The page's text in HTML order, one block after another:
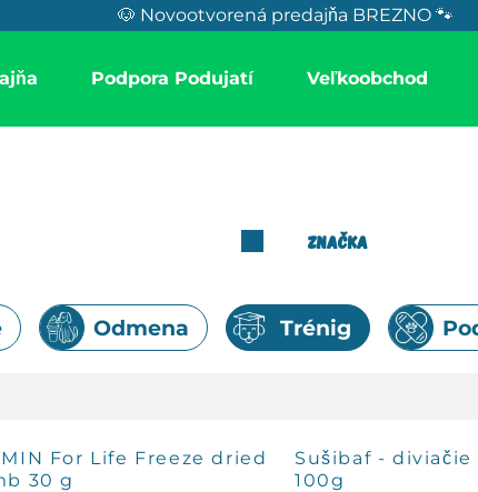
🐶 Novootvorená predajňa BREZNO 🐾
Podpora Podujatí Veľkoobchod
Značka
Odmena Trénig
For Life Freeze dried
30 g
Sušibaf - diviačie
100g